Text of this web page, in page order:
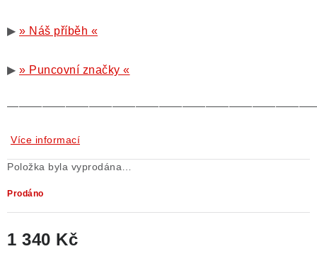
▶ » Náš příběh «
▶ » Puncovní značky «
Více informací
Položka byla vyprodána…
Prodáno
1 340 Kč